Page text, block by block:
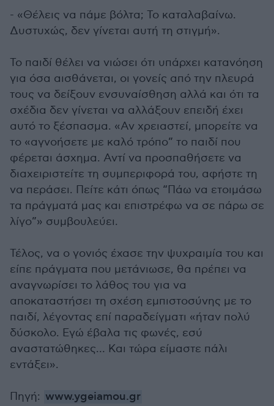
- «Θέλεις να πάμε βόλτα; Το καταλαβαίνω.
Δυστυχώς, δεν γίνεται αυτή τη στιγμή».
Το παιδί θέλει να νιώσει ότι υπάρχει κατανόηση
για όσα αισθάνεται, οι γονείς από την πλευρά
τους να δείξουν ενσυναίσθηση αλλά και ότι τα
σχέδια δεν γίνεται να αλλάξουν επειδή έχει
αυτό το ξέσπασμα. «Αν χρειαστεί, μπορείτε να
το «αγνοήσετε με καλό τρόπο” το παιδί που
φέρεται άσχημα. Αντί να προσπαθήσετε να
διαχειριστείτε τη συμπεριφορά του, αφήστε τη
να περάσει. Πείτε κάτι όπως “Πάω να ετοιμάσω
τα πράγματά μας και επιστρέφω να σε πάρω σε
λίγο”» συμβουλεύει.
Τέλος, να ο γονιός έχασε την ψυχραιμία του και
είπε πράγματα που μετάνιωσε, θα πρέπει να
αναγνωρίσει το λάθος του για να
αποκαταστήσει τη σχέση εμπιστοσύνης με το
παιδί, λέγοντας επί παραδείγματι «ήταν πολύ
δύσκολο. Εγώ έβαλα τις φωνές, εσύ
αναστατώθηκες… Και τώρα είμαστε πάλι
εντάξει».
Πηγή: www.ygeiamou.gr